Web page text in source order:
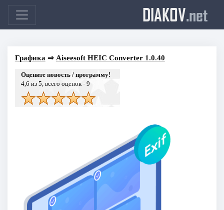
DIAKOV.net
Графика ⇒ Aiseesoft HEIC Converter 1.0.40
Оцените новость / программу!
4,6 из 5, всего оценок - 9